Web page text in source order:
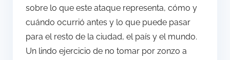
sobre lo que este ataque representa, cómo y
cuándo ocurrió antes y lo que puede pasar
para el resto de la ciudad, el país y el mundo.
Un lindo ejercicio de no tomar por zonzo a